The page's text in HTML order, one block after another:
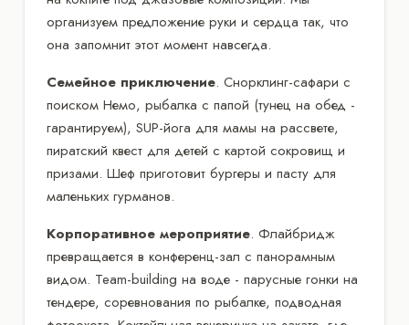
организуем предложение руки и сердца так, что
она запомнит этот момент навсегда.
Семейное приключение. Снорклинг-сафари с
поиском Немо, рыбалка с папой (тунец на обед -
гарантируем), SUP-йога для мамы на рассвете,
пиратский квест для детей с картой сокровищ и
призами. Шеф приготовит бургеры и пасту для
маленьких гурманов.
Корпоративное мероприятие. Флайбридж
превращается в конференц-зал с панорамным
видом. Team-building на воде - парусные гонки на
тендере, соревнования по рыбалке, подводная